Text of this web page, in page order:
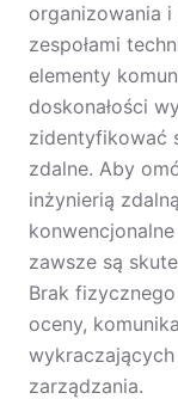
organizowania
zespołami
elementy
doskonałości
zidentyfikować
zdalne. Aby
inżynierią
zawsze są
Brak
oceny,
zarządzania.